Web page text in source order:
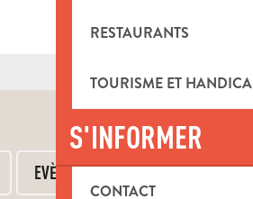
RESTAURANTS
TOURISME ET
S'INFORMER
CONTACT
EVÈNEMENTS